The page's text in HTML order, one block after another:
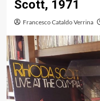
Scott, 1971
Francesco Cataldo Verrina